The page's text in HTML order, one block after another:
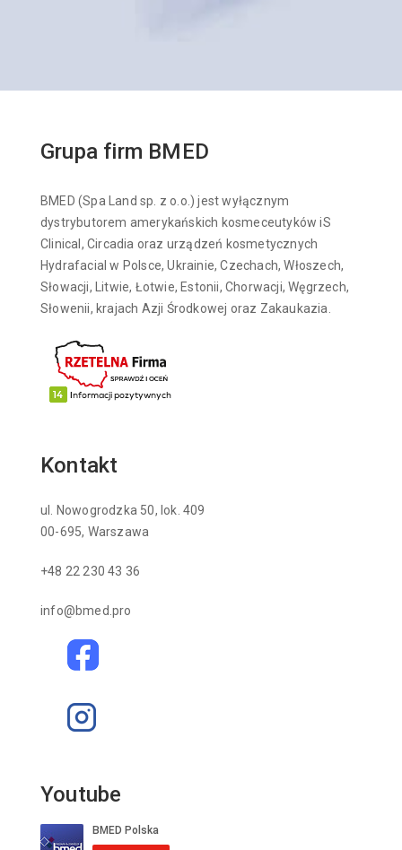
Grupa firm BMED
BMED (Spa Land sp. z o.o.) jest wyłącznym
dystrybutorem amerykańskich kosmeceutyków iS
Clinical, Circadia oraz urządzeń kosmetycznych
Hydrafacial w Polsce, Ukrainie, Czechach, Włoszech,
Słowacji, Litwie, Łotwie, Estonii, Chorwacji, Węgrzech,
Słowenii, krajach Azji Środkowej oraz Zakaukazia.
Kontakt
ul. Nowogrodzka 50, lok. 409
00-695, Warszawa
+48 22 230 43 36
info@bmed.pro
Youtube